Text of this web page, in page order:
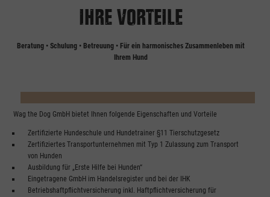
IHRE VORTEILE
Beratung • Schulung • Betreuung • Für ein harmonisches Zusammenleben mit
Ihrem Hund
Wag the Dog GmbH bietet Ihnen folgende Eigenschaften und Vorteile
Zertifizierte Hundeschule und Hundetrainer §11 Tierschutzgesetz
Zertifiziertes Transportunternehmen mit Typ 1 Zulassung zum Transport
von Hunden
Ausbildung für „Erste Hilfe bei Hunden“
Eingetragene GmbH im Handelsregister und bei der IHK
Betriebshaftpflichtversicherung inkl. Haftpflichtversicherung für